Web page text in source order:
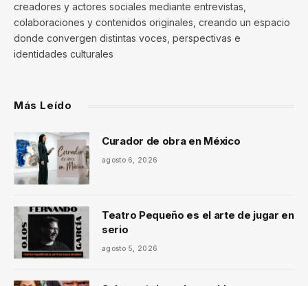
creadores y actores sociales mediante entrevistas,
colaboraciones y contenidos originales, creando un espacio
donde convergen distintas voces, perspectivas e
identidades culturales
Más Leído
Curador de obra en México
agosto 6, 2026
Teatro Pequeño es el arte de jugar en
serio
agosto 5, 2026